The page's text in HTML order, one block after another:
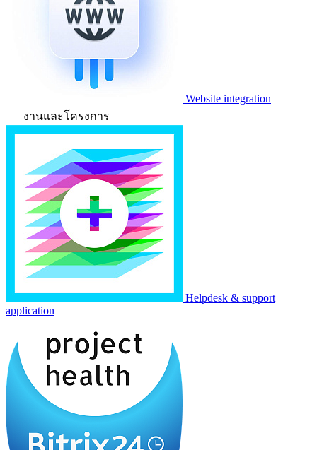
Website integration
งานและโครงการ
Helpdesk & support
application